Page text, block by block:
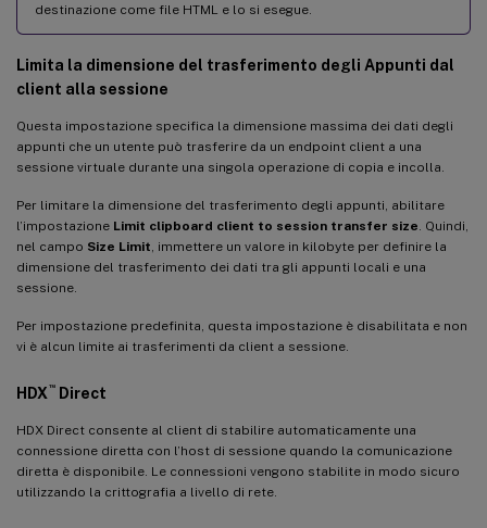
destinazione come file HTML e lo si esegue.
Limita la dimensione del trasferimento degli Appunti dal
client alla sessione
Questa impostazione specifica la dimensione massima dei dati degli
appunti che un utente può trasferire da un endpoint client a una
sessione virtuale durante una singola operazione di copia e incolla.
Per limitare la dimensione del trasferimento degli appunti, abilitare
l’impostazione Limit clipboard client to session transfer size . Quindi,
nel campo Size Limit , immettere un valore in kilobyte per definire la
dimensione del trasferimento dei dati tra gli appunti locali e una
sessione.
Per impostazione predefinita, questa impostazione è disabilitata e non
vi è alcun limite ai trasferimenti da client a sessione.
HDX ™ Direct
HDX Direct consente al client di stabilire automaticamente una
connessione diretta con l’host di sessione quando la comunicazione
diretta è disponibile. Le connessioni vengono stabilite in modo sicuro
utilizzando la crittografia a livello di rete.